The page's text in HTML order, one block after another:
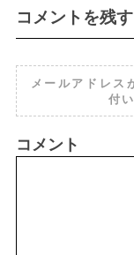
コメントを残す
メールアドレス
付
コメント